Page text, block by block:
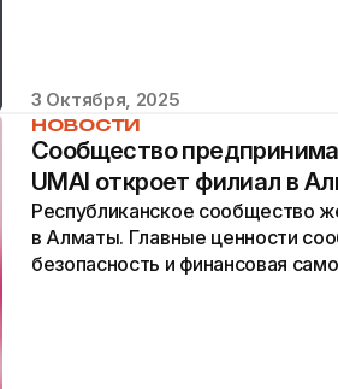
3 Октября, 2025
НОВОСТИ
Cообщество
UMAI откроет филиал в
Республиканское сообщество
в Алматы. Главные ценности
безопасность и финансовая